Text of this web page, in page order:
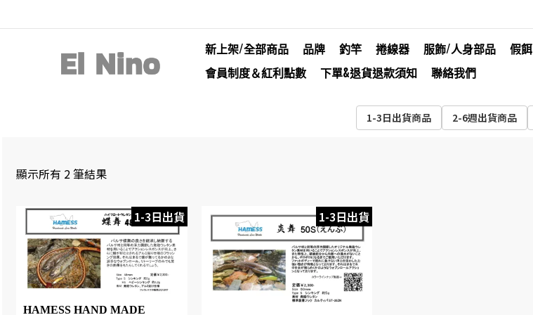
新上架/全部商品 品牌 釣竿 捲線器 服飾/人身部品 假餌
會員制度＆紅利點數
下單&退貨退款須知 聯絡我們
1-3日出貨商品 2-6週出貨商品
顯示所有 2 筆結果
1-3日出貨
HAMESS HAND MADE
1-3日出貨